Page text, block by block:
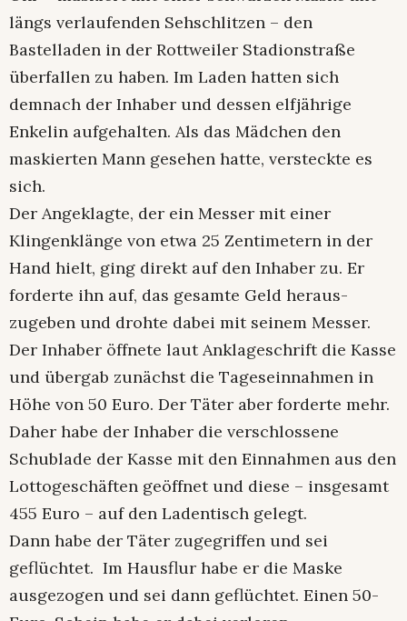
längs verlaufenden Sehschlitzen – den
Bastelladen in der Rottweiler Stadionstraße
überfallen zu haben. Im Laden hatten sich
demnach der Inhaber und dessen elfjährige
Enkelin aufgehalten. Als das Mädchen den
maskierten Mann gesehen hatte, versteckte es
sich.
Der Angeklagte, der ein Messer mit einer
Klingenklänge von etwa 25 Zentimetern in der
Hand hielt, ging direkt auf den Inhaber zu. Er
forderte ihn auf, das gesamte Geld heraus-
zugeben und drohte dabei mit seinem Messer.
Der Inhaber öffnete laut Anklageschrift die Kasse
und übergab zunächst die Tageseinnahmen in
Höhe von 50 Euro. Der Täter aber forderte mehr.
Daher habe der Inhaber die verschlossene
Schublade der Kasse mit den Einnahmen aus den
Lottogeschäften geöffnet und diese – insgesamt
455 Euro – auf den Ladentisch gelegt.
Dann habe der Täter zugegriffen und sei
geflüchtet. Im Hausflur habe er die Maske
ausgezogen und sei dann geflüchtet. Einen 50-